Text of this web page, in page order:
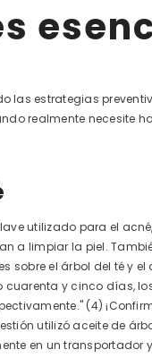
las estrategias
realmente necesite
utilizado para el
a limpiar la piel.
sobre el árbol del té y
cuarenta y cinco días,
(4)
utilizó aceite de
en un transportador